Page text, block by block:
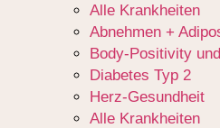
Alle Krankheiten
Abnehmen +
Body-Positivity
Diabetes Typ 2
Herz-Gesundheit
Alle Krankheiten